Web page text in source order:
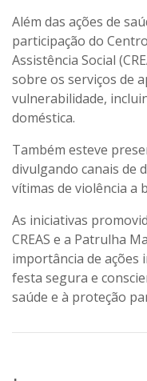
Além das ações de
participação do
Assistência Social
sobre os serviços de
vulnerabilidade,
doméstica.
Também esteve
divulgando canais de
vítimas de violência a
As iniciativas
CREAS e a Patrulha
importância de
festa segura e
saúde e à proteção